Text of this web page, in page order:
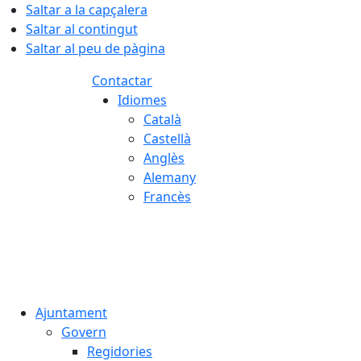
Saltar a la capçalera
Saltar al contingut
Saltar al peu de pàgina
Contactar
Idiomes
Català
Castellà
Anglès
Alemany
Francès
Ajuntament
Govern
Regidories